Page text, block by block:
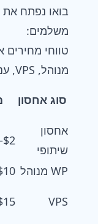
בואו נפתח
משלמים:
טווחי מחירים
מנוהל, VPS, ענן
סוג אחסון
אחסון
שיתופי
$2–$10
WP מנוהל
VPS